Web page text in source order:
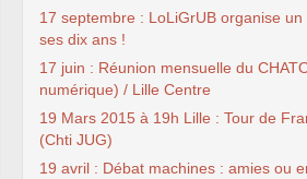
17 septembre : LoLiGrUB organise
ses dix ans !
17 juin : Réunion mensuelle du
numérique) / Lille Centre
19 Mars 2015 à 19h Lille : Tour de
(Chti JUG)
19 avril : Débat machines : amies ou